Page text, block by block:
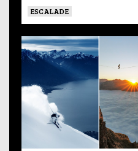
ESCALADE